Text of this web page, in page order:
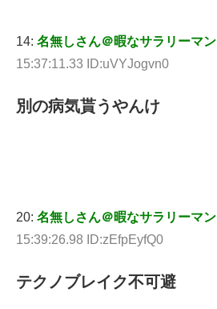
14: 名無しさん＠暇なサラリーマン
15:37:11.33 ID:uVYJogvn0
別の病気貰うやんけ
20: 名無しさん＠暇なサラリーマン
15:39:26.98 ID:zEfpEyfQ0
テクノブレイク不可避